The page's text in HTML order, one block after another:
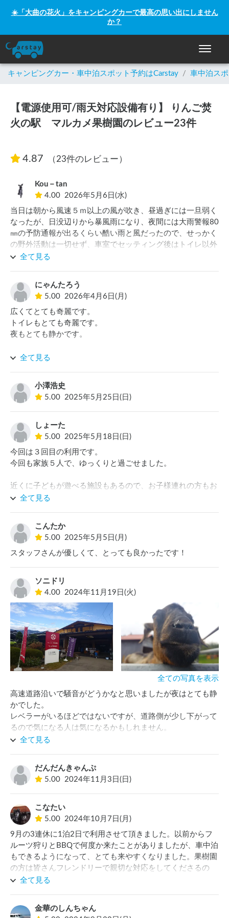
☀️「大曲の花火」をキャンピングカーで最高の思い出にしません
か？
ナビゲ
キャンピングカー・車中泊スポット予約はCarstay / 車中泊ス
【電源使用可/雨天対応設備有り】 りんご焚
火の駅 マルカメ果樹園のレビュー23件
4.87 （23件のレビュー）
Kou－tan
4.00 2026年5月6日(水)
当日は朝から風速５ｍ以上の風が吹き、昼過ぎには一旦弱く
なったが、日没辺りから暴風雨になり、夜間には大雨警報80
㎜の予防通報が出るくらい酷い雨と風だったので、せっかく
の野外活動は一切せず、車室でセッティング後はトイレ以外
は引きこもっていた。
位置なので、こんなとこで焚火やＢＢＱ「ＯＫ？」と思うよ
うな環境ではありました、問い合わせや受入の対応も良かっ
たです。観光物産販売所は16:00までそれ以降のチェックイ
ンは「CarStay」の白い△ポール（予約場所指定）になると
思います。トイレや洗い場も観光果樹園営業中に使用してい
た。唯一気になったのが、チェックイン時に貰った施設利用
入浴施設など書かれていてとても親切なのですが･･･注意や
禁止項目が全く記載なんかったので、逆に不安になりそう
（サイト情報も特にNGない）。どこまでOK？どこから
NG？みたいなのは、明確にしておいた方が逆に気兼ねしな
いのにとは思いました。
全て見る
にゃんたろう
5.00 2026年4月6日(月)
広くてとても奇麗です。
トイレもとても奇麗です。
夜もとても静かです。
オーナさんがとても親切です。ビックリする位優しいです。
営業時間が過ぎていたのですが購入させていただいたり、果
物の試食させていただいたりしました。
利用した日は土砂降りでしたが屋根のあるところ自由に利用
してよいですよといっていただけました。とてもありがたか
ったです。
近場の施設(コンビニやスーパー入浴施設など)の情報もチラ
シでいただけました。
また利用させていただきたいと思いました。
らいいなと思います。
全て見る
小澤浩史
5.00 2025年5月25日(日)
しょーた
5.00 2025年5月18日(日)
今回は３回目の利用です。
今回も家族５人で、ゆっくりと過ごせました。
近くに子どもが遊べる施設もあるので、お子様連れの方もお
すすめです。
全て見る
こんたか
5.00 2025年5月5日(月)
スタッフさんが優しくて、とっても良かったです！
ソニドリ
4.00 2024年11月19日(火)
全ての写真を表示
高速道路沿いで騒音がどうかなと思いましたが夜はとても静
かでした。
レベラーがいるほどではないですが、道路側が少し下がって
るので気になる人は気になるかもしれません。
近くの入浴施設は土日祝は激混みなのであまりオススメ出来
ませんが泉質は良いです。
全て見る
だんだんきゃんぷ
5.00 2024年11月3日(日)
こなたい
5.00 2024年10月7日(月)
9月の3連休に1泊2日で利用させて頂きました。以前からフ
ルーツ狩りとBBQで何度か来たことがありましたが、車中泊
もできるようになって、とても来やすくなりました。果樹園
の方は皆さんフレンドリーで親切な対応をしてくださるの
で、気持ち良く過ごすことができます。また是非利用したい
全て見る
金華のしんちゃん